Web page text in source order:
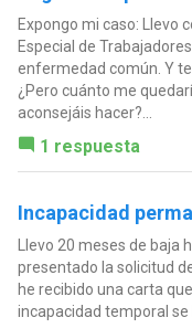
Expongo mi caso: Llevo
Especial de
enfermedad común. Y
¿Pero cuánto me
aconsejáis hacer?...
1 respuesta
Incapacidad
Llevo 20 meses de baja
presentado la solicitud
he recibido una carta
incapacidad temporal se